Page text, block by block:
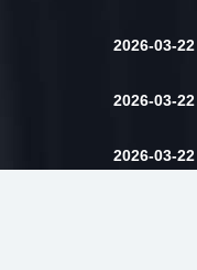
2026-03-22
2026-03-22
2026-03-22